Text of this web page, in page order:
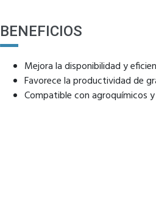
BENEFICIOS
Mejora la disponibilidad y
Favorece la productividad de
Compatible con agroquímicos